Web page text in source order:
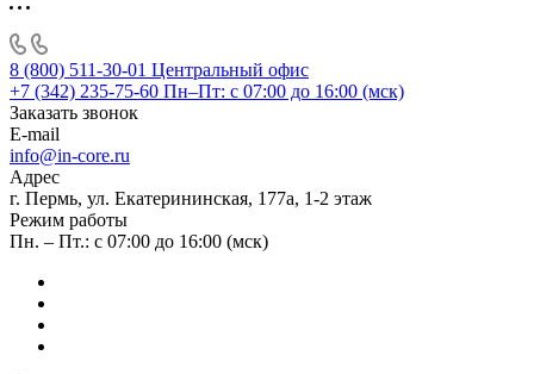
8 (800) 511-30-01 Центральный офис
+7 (342) 235-75-60 Пн–Пт: с 07:00 до 16:00 (мск)
Заказать звонок
E-mail
info@in-core.ru
Адрес
г. Пермь, ул. ​Екатерининская, 177а, ​1-2 этаж
Режим работы
Пн. – Пт.: с 07:00 до 16:00 (мск)